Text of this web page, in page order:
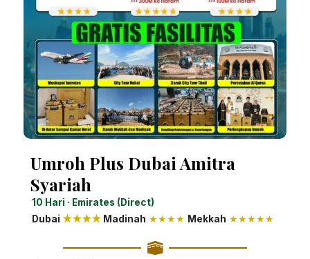
Umroh Plus Dubai Amitra
Syariah
10 Hari · Emirates (Direct)
Dubai ★★★★ Madinah ★★★★ Mekkah ★★★★★